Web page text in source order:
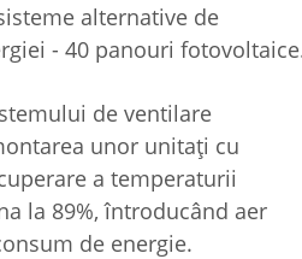
alternative de
- 40 panouri
de ventilare
unor unitați cu
a temperaturii
la 89%, întroducând aer
de energie.